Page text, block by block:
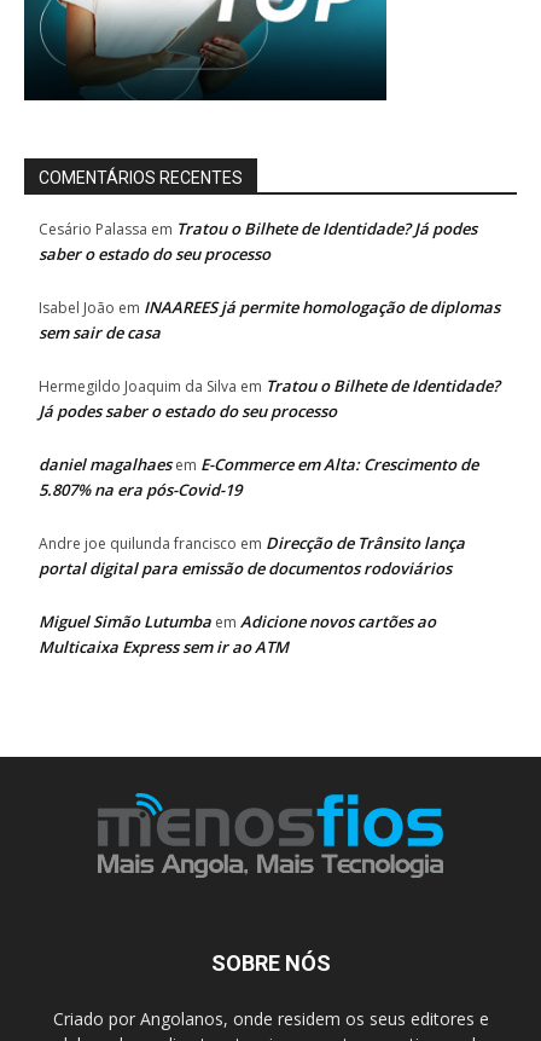
COMENTÁRIOS RECENTES
Cesário Palassa em Tratou o Bilhete de Identidade? Já podes
saber o estado do seu processo
Isabel João em INAAREES já permite homologação de diplomas
sem sair de casa
Hermegildo Joaquim da Silva em Tratou o Bilhete de Identidade?
Já podes saber o estado do seu processo
daniel magalhaesem E-Commerce em Alta: Crescimento de
5.807% na era pós-Covid-19
Andre joe quilunda francisco em Direcção de Trânsito lança
portal digital para emissão de documentos rodoviários
Miguel Simão Lutumba em Adicione novos cartões ao
Multicaixa Express sem ir ao ATM
SOBRE NÓS
Criado por Angolanos, onde residem os seus editores e